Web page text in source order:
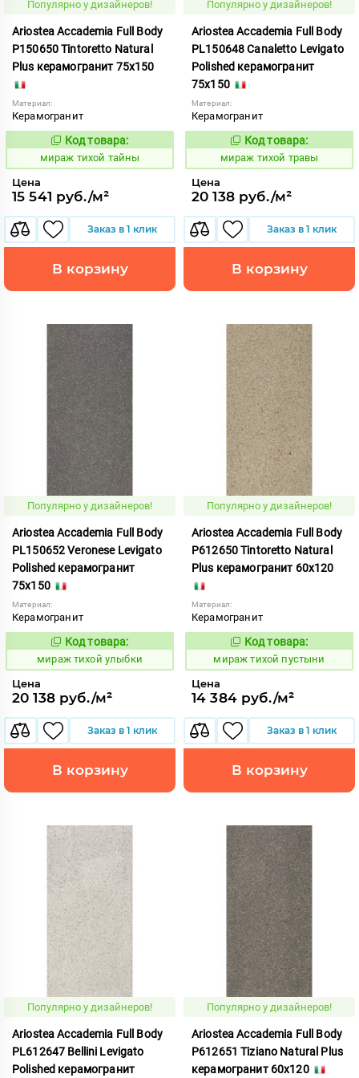
Популярно у дизайнеров!
Ariostea Accademia Full Body
P150650 Tintoretto Natural
Plus керамогранит 75x150
Материал:
Керамогранит
997101
Код товара:
мираж тихой тайны
Цена
15 541 руб./м²
Заказ в 1 клик
В корзину
Популярно у дизайнеров!
Ariostea Accademia Full Body
PL150648 Canaletto Levigato
Polished керамогранит
75x150
Материал:
Керамогранит
997107
Код товара:
мираж тихой травы
Цена
20 138 руб./м²
Заказ в 1 клик
В корзину
Популярно у дизайнеров!
Ariostea Accademia Full Body
PL150652 Veronese Levigato
Polished керамогранит
75x150
Материал:
Керамогранит
997111
Код товара:
мираж тихой улыбки
Цена
20 138 руб./м²
Заказ в 1 клик
В корзину
Популярно у дизайнеров!
Ariostea Accademia Full Body
P612650 Tintoretto Natural
Plus керамогранит 60x120
Материал:
Керамогранит
997075
Код товара:
мираж тихой пустыни
Цена
14 384 руб./м²
Заказ в 1 клик
В корзину
Популярно у дизайнеров!
Ariostea Accademia Full Body
PL612647 Bellini Levigato
Polished керамогранит
Популярно у дизайнеров!
Ariostea Accademia Full Body
P612651 Tiziano Natural Plus
керамогранит 60x120